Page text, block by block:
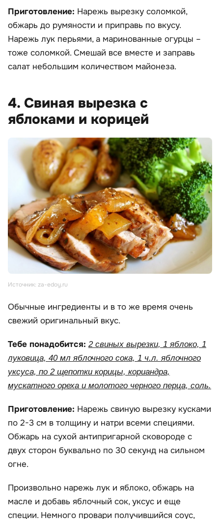
Приготовление: Нарежь вырезку соломкой,
обжарь до румяности и приправь по вкусу.
Нарежь лук перьями, а маринованные огурцы –
тоже соломкой. Смешай все вместе и заправь
салат небольшим количеством майонеза.
4. Свиная вырезка с
яблоками и корицей
Источник: za-edoy.ru
Обычные ингредиенты и в то же время очень
свежий оригинальный вкус.
Тебе понадобится: 2 свиных вырезки, 1 яблоко, 1
луковица, 40 мл яблочного сока, 1 ч.л. яблочного
уксуса, по 2 щепотки корицы, кориандра,
мускатного ореха и молотого черного перца, соль.
Приготовление: Нарежь свиную вырезку кусками
по 2-3 см в толщину и натри всеми специями.
Обжарь на сухой антипригарной сковороде с
двух сторон буквально по 30 секунд на сильном
огне.
Произвольно нарежь лук и яблоко, обжарь на
масле и добавь яблочный сок, уксус и еще
специи. Немного провари получившийся соус,